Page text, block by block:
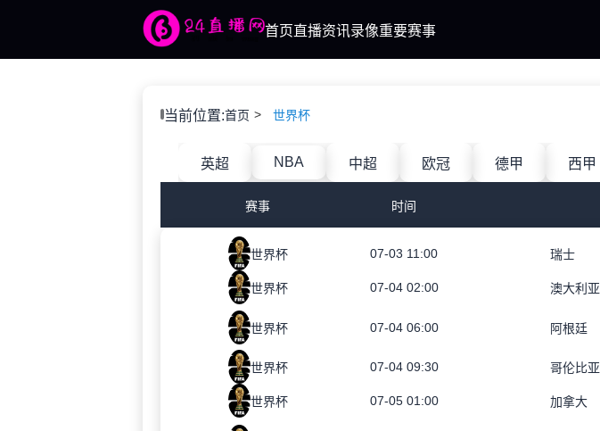
首页直播资讯录像重要赛事
当前位置:首页 世界杯
英超 NBA 中超 欧冠 德甲 西甲
赛事 时间
世界杯 07-03 11:00 瑞士
世界杯 07-04 02:00 澳大利亚
世界杯 07-04 06:00 阿根廷
世界杯 07-04 09:30 哥伦比亚
世界杯 07-05 01:00 加拿大